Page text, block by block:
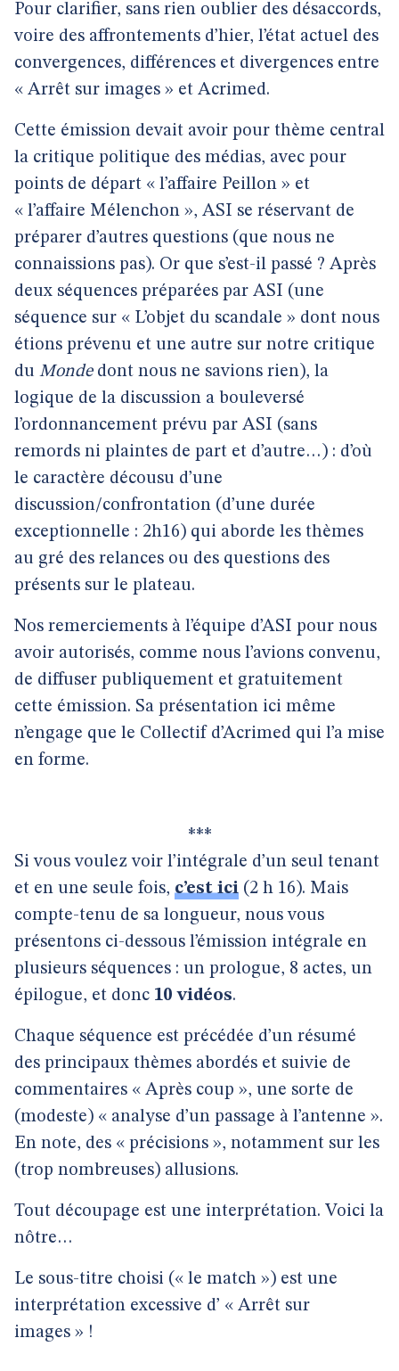
Pour clarifier, sans rien oublier des désaccords,
voire des affrontements d’hier, l’état actuel des
convergences, différences et divergences entre
« Arrêt sur images » et Acrimed.
Cette émission devait avoir pour thème central
la critique politique des médias, avec pour
points de départ « l’affaire Peillon » et
« l’affaire Mélenchon », ASI se réservant de
préparer d’autres questions (que nous ne
connaissions pas). Or que s’est-il passé ? Après
deux séquences préparées par ASI (une
séquence sur « L’objet du scandale » dont nous
étions prévenu et une autre sur notre critique
du Mondedont nous ne savions rien), la
logique de la discussion a bouleversé
l’ordonnancement prévu par ASI (sans
remords ni plaintes de part et d’autre…) : d’où
le caractère décousu d’une
discussion/confrontation (d’une durée
exceptionnelle : 2h16) qui aborde les thèmes
au gré des relances ou des questions des
présents sur le plateau.
Nos remerciements à l’équipe d’ASI pour nous
avoir autorisés, comme nous l’avions convenu,
de diffuser publiquement et gratuitement
cette émission. Sa présentation ici même
n’engage que le Collectif d’Acrimed qui l’a mise
en forme.
***
Si vous voulez voir l’intégrale d’un seul tenant
et en une seule fois, c’est ici (2 h 16). Mais
compte-tenu de sa longueur, nous vous
présentons ci-dessous l’émission intégrale en
plusieurs séquences : un prologue, 8 actes, un
épilogue, et donc 10 vidéos.
Chaque séquence est précédée d’un résumé
des principaux thèmes abordés et suivie de
commentaires « Après coup », une sorte de
(modeste) « analyse d’un passage à l’antenne ».
En note, des « précisions », notamment sur les
(trop nombreuses) allusions.
Tout découpage est une interprétation. Voici la
nôtre…
Le sous-titre choisi (« le match ») est une
interprétation excessive d’ « Arrêt sur
images » !